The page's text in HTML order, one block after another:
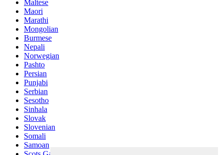
Maltese
Maori
Marathi
Mongolian
Burmese
Nepali
Norwegian
Pashto
Persian
Punjabi
Serbian
Sesotho
Sinhala
Slovak
Slovenian
Somali
Samoan